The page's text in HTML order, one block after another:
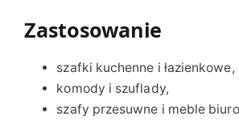
Y
C
Zastosowanie
szafki kuchenne i łazienkowe,
komody i szuflady,
szafy przesuwne i meble